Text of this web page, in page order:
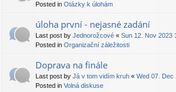
Posted in Otázky k úlohám
úloha první - nejasné zadání
Last post by Jednorožcové « Sun 12. Nov 2023
Posted in Organizační záležitosti
Doprava na finále
Last post by Já v tom vidím kruh « Wed 07. Dec
Posted in Volná diskuse